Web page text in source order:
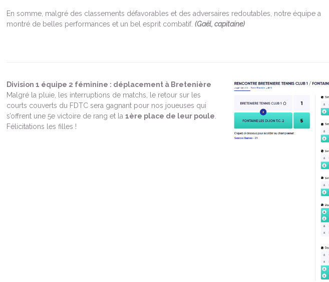
En somme, malgré des classements défavorables et des adversaires redoutables, notre équipe a
montré de belles performances et un bel esprit combatif.(Gaël, capitaine)
Division 1 équipe 2 féminine : déplacement à Bretenière
Malgré la pluie, les interruptions de matchs, le retour sur les
courts couverts du FDTC sera gagnant pour nos joueuses qui
s’offrent une 5e victoire de rang et la1ère place de leur poule
Félicitations les filles !